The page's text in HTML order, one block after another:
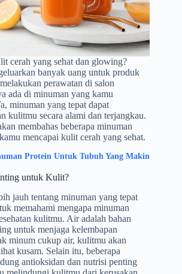
cerah yang sehat dan glowing?
banyak uang untuk produk
perawatan di salon
ada di minuman yang kamu
minuman yang tepat dapat
kulitmu secara alami dan terjangkau.
membahas beberapa minuman
mencapai kulit cerah yang sehat.
Protein Untuk Tubuh Yang Makin
untuk Kulit?
jauh tentang minuman yang tepat
memahami mengapa minuman
kulitmu. Air adalah bahan
untuk menjaga kelembapan
minum cukup air, kulitmu akan
kusam. Selain itu, beberapa
antioksidan dan nutrisi penting